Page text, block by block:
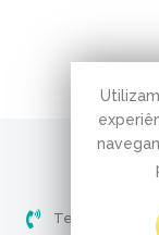
Telefone (51)